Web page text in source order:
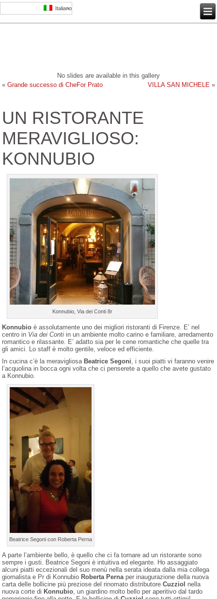
Italiano
No slides are available in this gallery
«Grande successo di CheFor Prato VILLA SAN MICHELE»
UN RISTORANTE
MERAVIGLIOSO:
KONNUBIO
Konnubio, Via dei Conti 8r
Konnubio è assolutamente uno dei migliori ristoranti di Firenze. E’ nel
centro in Via dei Conti in un ambiente molto carino e familiare, arredamento
romantico e rilassante. E’ adatto sia per le cene romantiche che quelle tra
gli amici. Lo staff è molto gentile, veloce ed efficiente.
In cucina c’è la meravigliosa Beatrice Segoni , i suoi piatti vi faranno venire
l’acquolina in bocca ogni volta che ci penserete a quello che avete gustato
a Konnubio.
Beatrice Segoni con Roberta Perna
A parte l’ambiente bello, è quello che ci fa tornare ad un ristorante sono
sempre i gusti. Beatrice Segoni è intuitiva ed elegante. Ho assaggiato
alcuni piatti eccezionali del suo menù nella serata ideata dalla mia collega
giornalista e Pr di Konnubio Roberta Pernaper inaugurazione della nuova
carta delle bollicine più preziose del rinomato distributoreCuzziol nella
nuova corte di Konnubio, un giardino molto bello per aperitivo dal tardo